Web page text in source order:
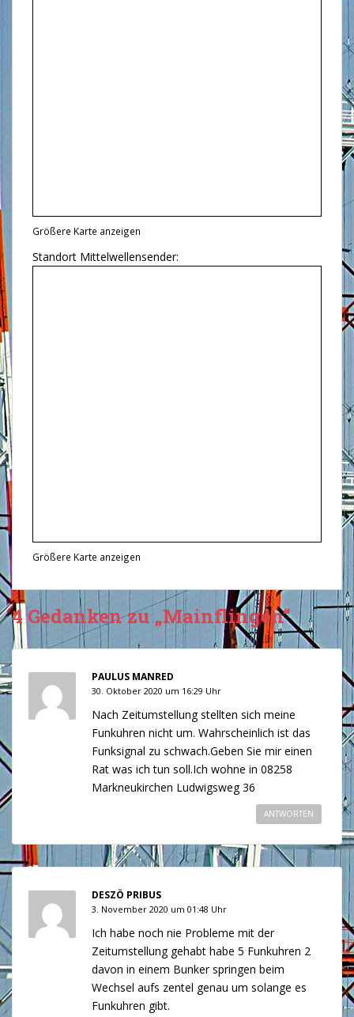
Größere Karte anzeigen
Standort Mittelwellensender:
Größere Karte anzeigen
4 Gedanken zu „Mainflingen“
PAULUS MANRED
30. Oktober 2020 um 16:29 Uhr
Nach Zeitumstellung stellten sich meine
Funkuhren nicht um. Wahrscheinlich ist das
Funksignal zu schwach.Geben Sie mir einen
Rat was ich tun soll.Ich wohne in 08258
Markneukirchen Ludwigsweg 36
ANTWORTEN
DESZÖ PRIBUS
3. November 2020 um 01:48 Uhr
Ich habe noch nie Probleme mit der
Zeitumstellung gehabt habe 5 Funkuhren 2
davon in einem Bunker springen beim
Wechsel aufs zentel genau um solange es
Funkuhren gibt.